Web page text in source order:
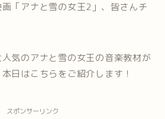
「アナと雪の女王2」、皆さんチ
気のアナと雪の女王の音楽教材が
日はこちらをご紹介します！
スポンサーリンク